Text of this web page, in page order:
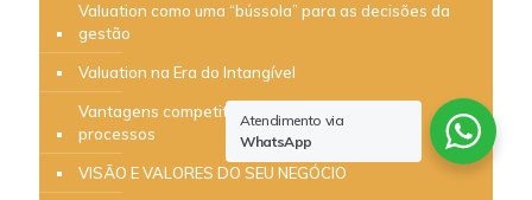
Valuation como uma “bússola” para as decisões da
gestão
Valuation na Era do Intangível
Vantagens competitivas da padronização de
processos
VISÃO E VALORES DO SEU NEGÓCIO
Atendimento via
WhatsApp